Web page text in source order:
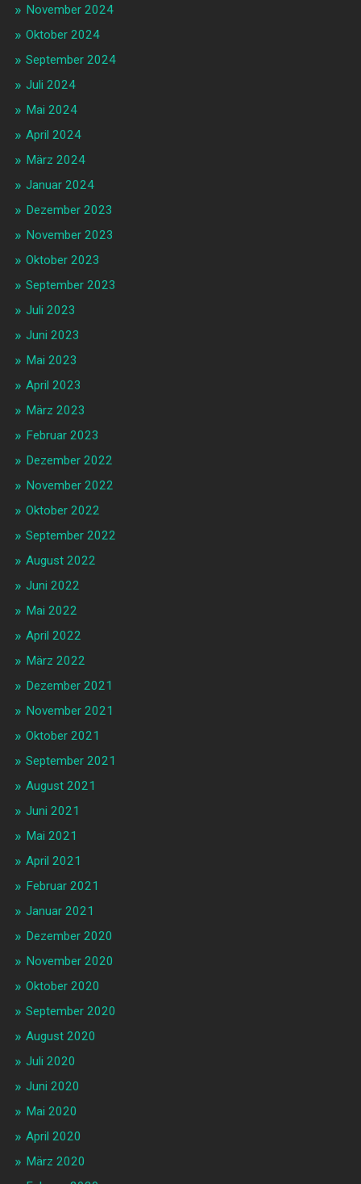
November 2024
Oktober 2024
September 2024
Juli 2024
Mai 2024
April 2024
März 2024
Januar 2024
Dezember 2023
November 2023
Oktober 2023
September 2023
Juli 2023
Juni 2023
Mai 2023
April 2023
März 2023
Februar 2023
Dezember 2022
November 2022
Oktober 2022
September 2022
August 2022
Juni 2022
Mai 2022
April 2022
März 2022
Dezember 2021
November 2021
Oktober 2021
September 2021
August 2021
Juni 2021
Mai 2021
April 2021
Februar 2021
Januar 2021
Dezember 2020
November 2020
Oktober 2020
September 2020
August 2020
Juli 2020
Juni 2020
Mai 2020
April 2020
März 2020